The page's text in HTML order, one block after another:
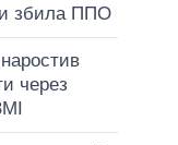
збила ППО
через